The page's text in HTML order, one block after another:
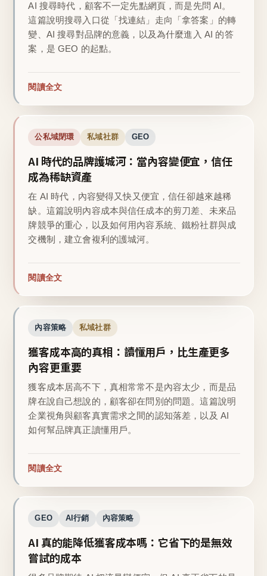
AI 搜尋時代，顧客不一定先點網頁，而是先問 AI。
這篇說明搜尋入口從「找連結」走向「拿答案」的轉
變、AI 搜尋對品牌的意義，以及為什麼進入 AI 的答
案，是 GEO 的起點。
閱讀全文
公私域閉環 私域社群 GEO
AI 時代的品牌護城河：當內容變便宜，信任
成為稀缺資產
在 AI 時代，內容變得又快又便宜，信任卻越來越稀
缺。這篇說明內容成本與信任成本的剪刀差、未來品
牌競爭的重心，以及如何用內容系統、鐵粉社群與成
交機制，建立會複利的護城河。
閱讀全文
內容策略 私域社群
獲客成本高的真相：讀懂用戶，比生產更多
內容更重要
獲客成本居高不下，真相常常不是內容太少，而是品
牌在說自己想說的，顧客卻在問別的問題。這篇說明
企業視角與顧客真實需求之間的認知落差，以及 AI
如何幫品牌真正讀懂用戶。
閱讀全文
GEO AI行銷 內容策略
AI 真的能降低獲客成本嗎：它省下的是無效
嘗試的成本